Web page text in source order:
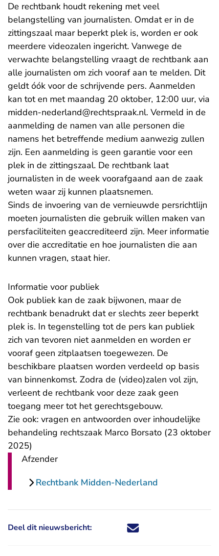
De rechtbank houdt rekening met veel
belangstelling van journalisten. Omdat er in de
zittingszaal maar beperkt plek is, worden er ook
meerdere videozalen ingericht. Vanwege de
verwachte belangstelling vraagt de rechtbank aan
alle journalisten om zich vooraf aan te melden. Dit
geldt óók voor de schrijvende pers. Aanmelden
kan tot en met maandag 20 oktober, 12:00 uur, via
midden-nederland@rechtspraak.nl- U verlaat
. Vermeld in de
aanmelding de namen van alle personen die
namens het betreffende medium aanwezig zullen
zijn. Een aanmelding is geen garantie voor een
plek in de zittingszaal. De rechtbank laat
journalisten in de week voorafgaand aan de zaak
weten waar zij kunnen plaatsnemen.
Sinds de invoering van de vernieuwde persrichtlijn
moeten journalisten die gebruik willen maken van
persfaciliteiten geaccrediteerd zijn. Meer informatie
over die accreditatie en hoe journalisten die aan
kunnen vragen, staat hier.
Informatie voor publiek
Ook publiek kan de zaak bijwonen, maar de
rechtbank benadrukt dat er slechts zeer beperkt
plek is. In tegenstelling tot de pers kan publiek
zich van tevoren niet aanmelden en worden er
vooraf geen zitplaatsen toegewezen. De
beschikbare plaatsen worden verdeeld op basis
van binnenkomst. Zodra de (video)zalen vol zijn,
verleent de rechtbank voor deze zaak geen
toegang meer tot het gerechtsgebouw.
Zie ook: vragen en antwoorden over inhoudelijke
behandeling rechtszaak Marco Borsato (23 oktober
2025)
Afzender
Rechtbank Midden-Nederland
Deel dit nieuwsbericht: Deel dit nieuwsbericht via X -
Deel dit nieuwsbericht via
Deel dit nieuwsbericht
Deel dit